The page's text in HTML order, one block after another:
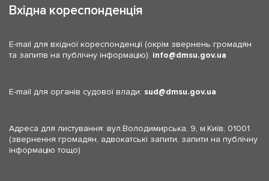
Вхідна кореспонденція
E-mail для вхідної кореспонденції (окрім звернень громадян
та запитів на публічну інформацію): info dmsu.gov.ua
E-mail для органів судової влади: sud dmsu.gov.ua
Адреса для листування: вул.Володимирська, 9, м.Київ, 01001
(звернення громадян, адвокатські запити, запити на публічну
інформацію тощо)